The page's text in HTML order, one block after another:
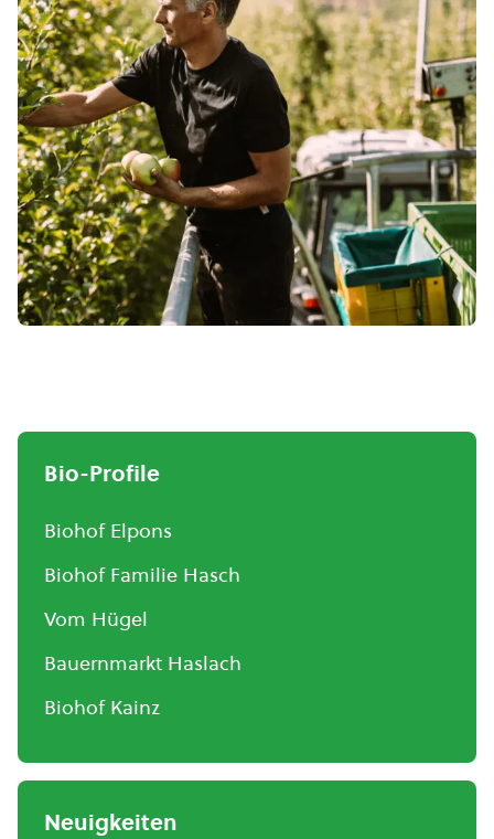
Bio-Profile
Biohof Elpons
Biohof Familie Hasch
Vom Hügel
Bauernmarkt Haslach
Biohof Kainz
Neuigkeiten